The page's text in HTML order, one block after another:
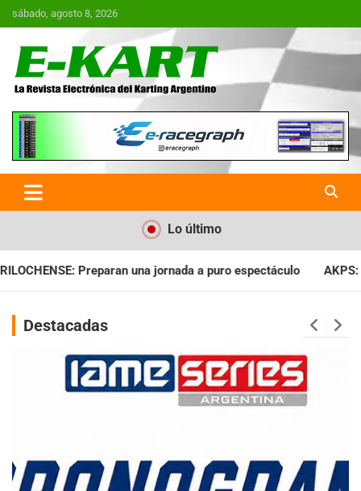
Saltar
al
sábado, agosto 8, 2026
E-Kart.com.ar | La Revista
Electrónica del Karting en
Argentina
Lo último
a puro espectáculo AKPS: Intervino la IGJ y oficializó el
Destacadas